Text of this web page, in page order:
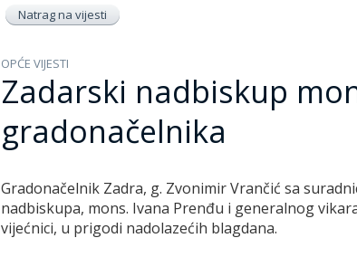
Natrag na vijesti
OPĆE VIJESTI
Zadarski nadbiskup
gradonačelnika
Gradonačelnik Zadra, g. Zvonimir Vrančić sa
nadbiskupa, mons. Ivana Prenđu i generalnog
vijećnici, u prigodi nadolazećih blagdana.